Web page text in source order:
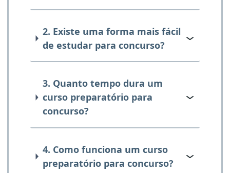
2. Existe uma forma mais fácil
de estudar para concurso?
3. Quanto tempo dura um
curso preparatório para
concurso?
4. Como funciona um curso
preparatório para concurso?